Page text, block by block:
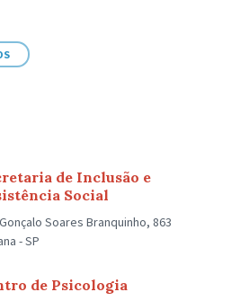
de Inclusão e
Social
Soares Branquinho, 863
- SP
de Psicologia